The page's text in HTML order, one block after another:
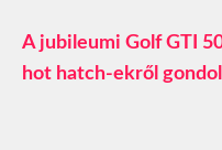
A jubileumi Golf GTI
hot hatch-ekről